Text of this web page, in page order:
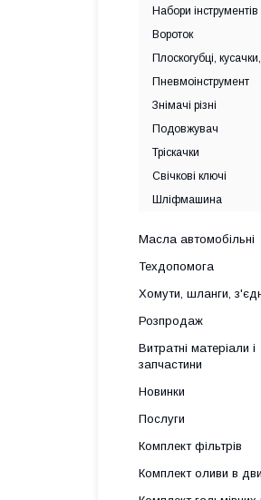
Набори інструментів
Вороток
Плоскогубці,
Пневмоінструмент
Знімачі різні
Подовжувач
Тріскачки
Свічкові ключі
Шліфмашина
Масла автомобільні
Техдопомога
Хомути, шланги,
Розпродаж
Витратні матеріали і
запчастини
Новинки
Послуги
Комплект фільтрів
Комплект оливи в